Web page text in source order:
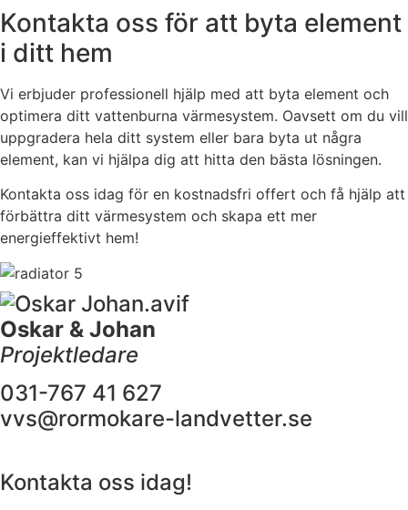
Kontakta oss för att byta element
i ditt hem
Vi erbjuder professionell hjälp med att byta element och
optimera ditt vattenburna värmesystem. Oavsett om du vill
uppgradera hela ditt system eller bara byta ut några
element, kan vi hjälpa dig att hitta den bästa lösningen.
Kontakta oss idag för en kostnadsfri offert och få hjälp att
förbättra ditt värmesystem och skapa ett mer
energieffektivt hem!
Oskar & Johan
Projektledare
031-767 41 627
vvs@rormokare-landvetter.se
Kontakta oss idag!